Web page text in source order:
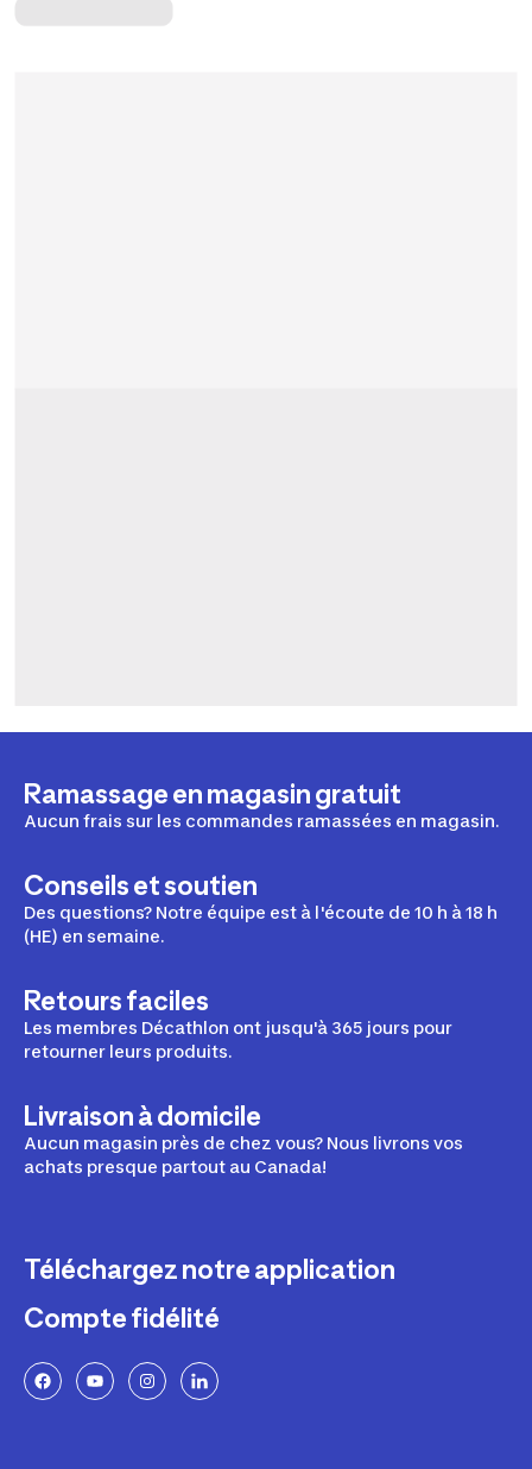
Ramassage en magasin gratuit
Aucun frais sur les commandes ramassées en magasin.
Conseils et soutien
Des questions? Notre équipe est à l'écoute de 10 h à 18 h
(HE) en semaine.
Retours faciles
Les membres Décathlon ont jusqu'à 365 jours pour
retourner leurs produits.
Livraison à domicile
Aucun magasin près de chez vous? Nous livrons vos
achats presque partout au Canada!
Téléchargez notre application
Compte fidélité